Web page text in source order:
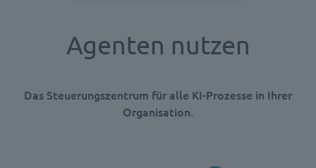
Agenten nutzen
Das Steuerungszentrum für alle KI-Prozesse in Ihrer
Organisation.